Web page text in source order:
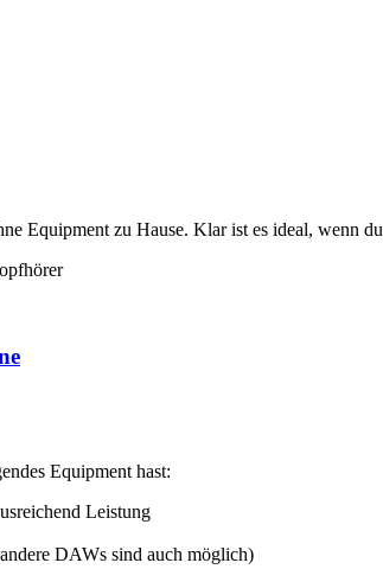
Equipment zu Hause. Klar ist es ideal, wenn
Equipment hast:
Leistung
DAWs sind auch möglich)